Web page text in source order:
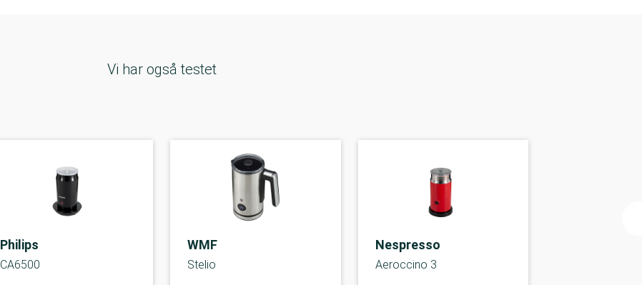
Vi har også testet
Philips
CA6500
WMF
Stelio
Nespresso
Aeroccino 3